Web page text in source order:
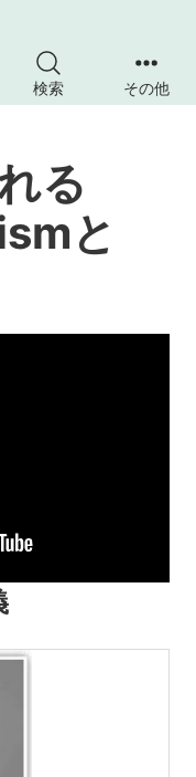
検索 その他
る
と